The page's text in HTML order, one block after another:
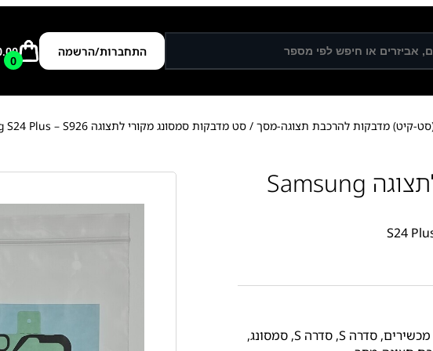
התחברות/הרשמה
0
קיט) מדבקות להרכבת תצוגה-מסך / סט מדבקות סמסונג מקורי לתצוגה Samsung S24 Plus – S926
סט מדבקות סמסונג מקורי לתצוגה Samsung
S24
מכשירים, סדרה S , סדרה S , סמסונג,